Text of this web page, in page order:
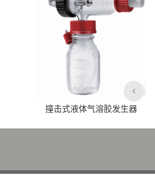
撞击式液体气溶胶发生器